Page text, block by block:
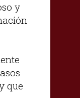
y
que